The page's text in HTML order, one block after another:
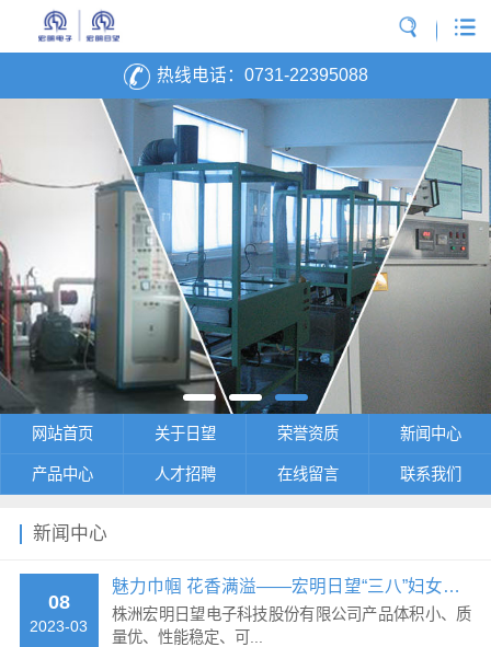
热线电话： 0731-22395088
网站首页 关于日望 荣誉资质 新闻中心
产品中心 人才招聘 在线留言 联系我们
新闻中心
08
2023-03
魅力巾帼 花香满溢——宏明日望“三八”妇女节花艺活动
株洲宏明日望电子科技股份有限公司产品体积小、质
量优、性能稳定、可...